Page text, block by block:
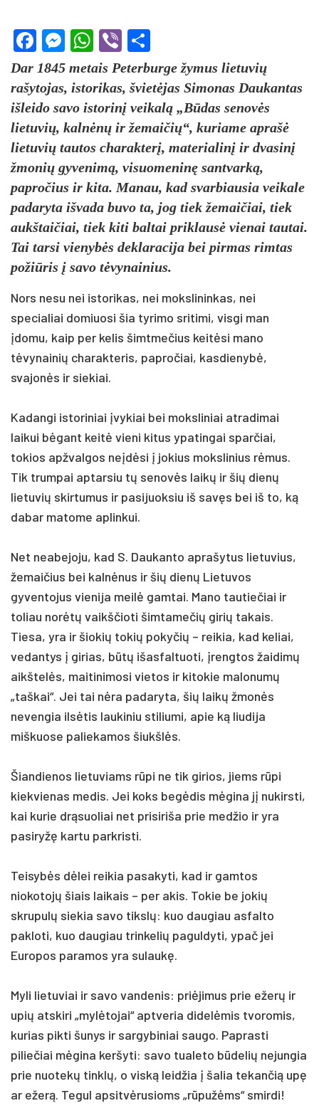
Facebook
Messenger
WhatsApp
Viber
Dar 1845 metais Peterburge žymus lietuvių
rašytojas, istorikas, švietėjas Simonas Daukantas
išleido savo istorinį veikalą „Būdas senovės
lietuvių, kalnėnų ir žemaičių“, kuriame aprašė
lietuvių tautos charakterį, materialinį ir dvasinį
žmonių gyvenimą, visuomeninę santvarką,
papročius ir kita. Manau, kad svarbiausia veikale
padaryta išvada buvo ta, jog tiek žemaičiai, tiek
aukštaičiai, tiek kiti baltai priklausė vienai tautai.
Tai tarsi vienybės deklaracija bei pirmas rimtas
požiūris į savo tėvynainius.
Nors nesu nei istorikas, nei mokslininkas, nei
specialiai domiuosi šia tyrimo sritimi, visgi man
įdomu, kaip per kelis šimtmečius keitėsi mano
tėvynainių charakteris, papročiai, kasdienybė,
svajonės ir siekiai.
Kadangi istoriniai įvykiai bei moksliniai atradimai
laikui bėgant keitė vieni kitus ypatingai sparčiai,
tokios apžvalgos neįdėsi į jokius mokslinius rėmus.
Tik trumpai aptarsiu tų senovės laikų ir šių dienų
lietuvių skirtumus ir pasijuoksiu iš savęs bei iš to, ką
dabar matome aplinkui.
Net neabejoju, kad S. Daukanto aprašytus lietuvius,
žemaičius bei kalnėnus ir šių dienų Lietuvos
gyventojus vienija meilė gamtai. Mano tautiečiai ir
toliau norėtų vaikščioti šimtamečių girių takais.
Tiesa, yra ir šiokių tokių pokyčių – reikia, kad keliai,
vedantys į girias, būtų išasfaltuoti, įrengtos žaidimų
aikštelės, maitinimosi vietos ir kitokie malonumų
„taškai“. Jei tai nėra padaryta, šių laikų žmonės
nevengia ilsėtis laukiniu stiliumi, apie ką liudija
miškuose paliekamos šiukšlės.
Šiandienos lietuviams rūpi ne tik girios, jiems rūpi
kiekvienas medis. Jei koks begėdis mėgina jį nukirsti,
kai kurie drąsuoliai net prisiriša prie medžio ir yra
pasiryžę kartu parkristi.
Teisybės dėlei reikia pasakyti, kad ir gamtos
niokotojų šiais laikais – per akis. Tokie be jokių
skrupulų siekia savo tikslų: kuo daugiau asfalto
pakloti, kuo daugiau trinkelių paguldyti, ypač jei
Europos paramos yra sulaukę.
Myli lietuviai ir savo vandenis: priėjimus prie ežerų ir
upių atskiri „mylėtojai“ aptveria didelėmis tvoromis,
kurias pikti šunys ir sargybiniai saugo. Paprasti
piliečiai mėgina keršyti: savo tualeto būdelių nejungia
prie nuotekų tinklų, o viską leidžia į šalia tekančią upę
ar ežerą. Tegul apsitvėrusioms „rūpužėms“ smirdi!